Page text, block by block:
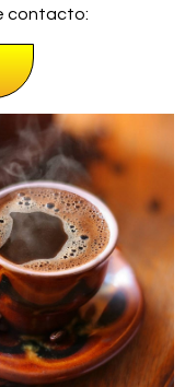
contacto: